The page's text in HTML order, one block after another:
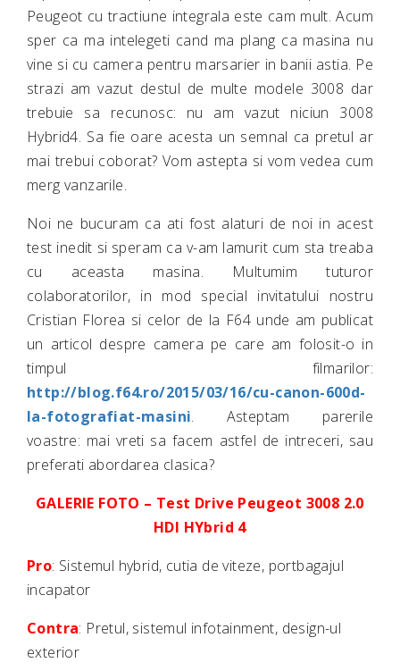
Peugeot cu tractiune integrala este cam mult. Acum
sper ca ma intelegeti cand ma plang ca masina nu
vine si cu camera pentru marsarier in banii astia. Pe
strazi am vazut destul de multe modele 3008 dar
trebuie sa recunosc: nu am vazut niciun 3008
Hybrid4. Sa fie oare acesta un semnal ca pretul ar
mai trebui coborat? Vom astepta si vom vedea cum
merg vanzarile.
Noi ne bucuram ca ati fost alaturi de noi in acest
test inedit si speram ca v-am lamurit cum sta treaba
cu aceasta masina. Multumim tuturor
colaboratorilor, in mod special invitatului nostru
Cristian Florea si celor de la F64 unde am publicat
un articol despre camera pe care am folosit-o in
timpul filmarilor:
http://blog.f64.ro/2015/03/16/cu-canon-600d-
la-fotografiat-masini. Asteptam parerile
voastre: mai vreti sa facem astfel de intreceri, sau
preferati abordarea clasica?
GALERIE FOTO – Test Drive Peugeot 3008 2.0
HDI HYbrid 4
Pro: Sistemul hybrid, cutia de viteze, portbagajul
incapator
Contra: Pretul, sistemul infotainment, design-ul
exterior